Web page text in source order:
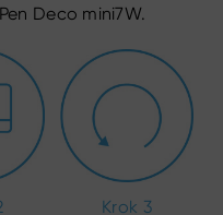
Deco mini7W.
Krok 3